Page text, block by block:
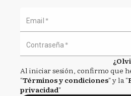
Email *
Contraseña *
Al iniciar sesión, confirmo que
"Términos y condiciones" y la "
privacidad"